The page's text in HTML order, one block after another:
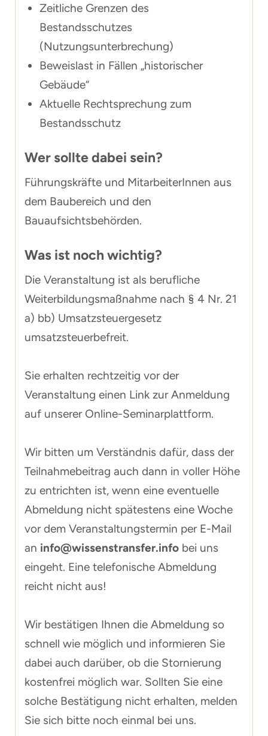
Zeitliche Grenzen des
Bestandsschutzes
(Nutzungsunterbrechung)
Beweislast in Fällen „historischer
Gebäude“
Aktuelle Rechtsprechung zum
Bestandsschutz
Wer sollte dabei sein?
Führungskräfte und MitarbeiterInnen aus
dem Baubereich und den
Bauaufsichtsbehörden.
Was ist noch wichtig?
Die Veranstaltung ist als berufliche
Weiterbildungsmaßnahme nach § 4 Nr. 21
a) bb) Umsatzsteuergesetz
umsatzsteuerbefreit.
Sie erhalten rechtzeitig vor der
Veranstaltung einen Link zur Anmeldung
auf unserer Online-Seminarplattform.
Wir bitten um Verständnis dafür, dass der
Teilnahmebeitrag auch dann in voller Höhe
zu entrichten ist, wenn eine eventuelle
Abmeldung nicht spätestens eine Woche
vor dem Veranstaltungstermin per E-Mail
an info@wissenstransfer.info bei uns
eingeht. Eine telefonische Abmeldung
reicht nicht aus!
Wir bestätigen Ihnen die Abmeldung so
schnell wie möglich und informieren Sie
dabei auch darüber, ob die Stornierung
kostenfrei möglich war. Sollten Sie eine
solche Bestätigung nicht erhalten, melden
Sie sich bitte noch einmal bei uns.